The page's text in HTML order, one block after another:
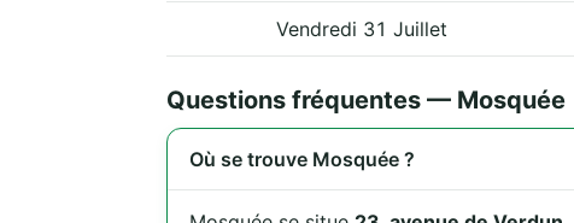
Vendredi 31 Juillet
Questions fréquentes — Mosquée
Où se trouve Mosquée ?